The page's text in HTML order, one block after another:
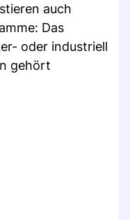
auch
Das
oder industriell
gehört